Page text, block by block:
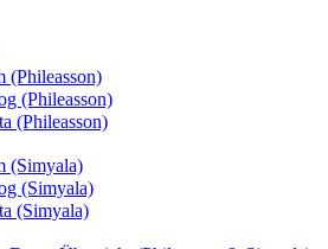
(Phileasson)
(Phileasson)
(Simyala)
(Simyala)
(Simyala)